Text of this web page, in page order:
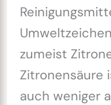
zumeist
Zitronensäure
auch weniger